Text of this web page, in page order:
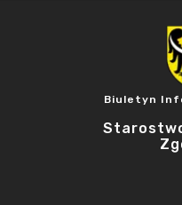
Biuletyn